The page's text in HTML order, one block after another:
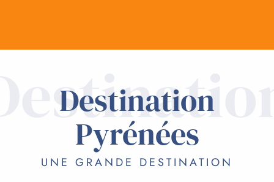
Destination
Pyrénées
UNE GRANDE DESTINATION